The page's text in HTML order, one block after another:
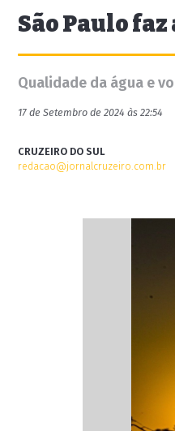
São Paulo
Qualidade da água e
17 de Setembro de 2024 às 22:54
CRUZEIRO DO SUL
redacao@jornalcruzeiro.com.br